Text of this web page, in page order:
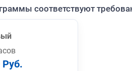
соответствуют
Руб.